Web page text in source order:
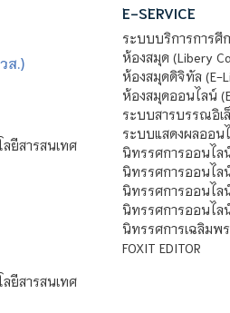
ส.)
ยีสารสนเทศ
ยีสารสนเทศ
E-SERVICE
ระบบบริการการศึก
ห้องสมุด (Libery
ห้องสมุดดิจิทัล (E-
ห้องสมุดออนไลน์
ระบบสารบรรณอิเ
ระบบแสดงผลออน
นิทรรศการออนไล
นิทรรศการออนไล
นิทรรศการออนไล
นิทรรศการออนไล
นิทรรศการเฉลิมพ
FOXIT EDITOR